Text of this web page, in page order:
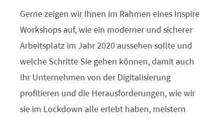
Gerne zeigen wir Ihnen im Rahmen eines Inspire
Workshops auf, wie ein moderner und sicherer
Arbeitsplatz im Jahr 2020 aussehen sollte und
welche Schritte Sie gehen können, damit auch
Ihr Unternehmen von der Digitalisierung
profitieren und die Herausforderungen, wie wir
sie im Lockdown alle erlebt haben, meistern